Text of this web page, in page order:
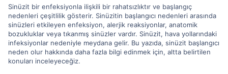
Sinüzit bir enfeksiyonla ilişkili bir rahatsızlıktır ve başlangıç
nedenleri çeşitlilik gösterir. Sinüzitin başlangıcı nedenleri arasında
sinüzleri etkileyen enfeksiyon, alerjik reaksiyonlar, anatomik
bozukluklar veya tıkanmış sinüzler vardır. Sinüzit, hava yollarındaki
infeksiyonlar nedeniyle meydana gelir. Bu yazıda, sinüzit başlangıcı
neden olur hakkında daha fazla bilgi edinmek için, altta belirtilen
konuları inceleyeceğiz.